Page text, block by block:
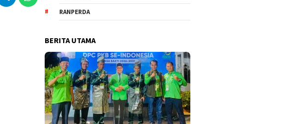
RANPERDA
BERITA UTAMA